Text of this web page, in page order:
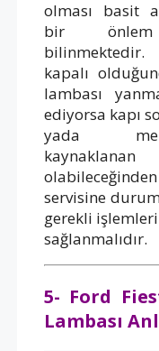
olması basit
bir
kapalı
lambası
ediyorsa kapı
yada
servisine
gerekli
sağlanmalıdır.
5- Ford
Lambası